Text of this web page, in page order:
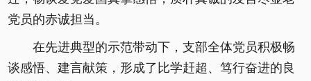
党员的赤诚担当。
在先进典型的示范带动下，支部全体党员积极畅
谈感悟、建言献策，形成了比学赶超、笃行奋进的良